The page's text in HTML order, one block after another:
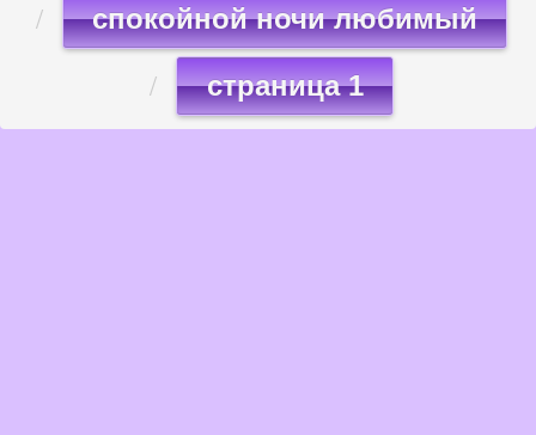
спокойной ночи любимый
страница 1